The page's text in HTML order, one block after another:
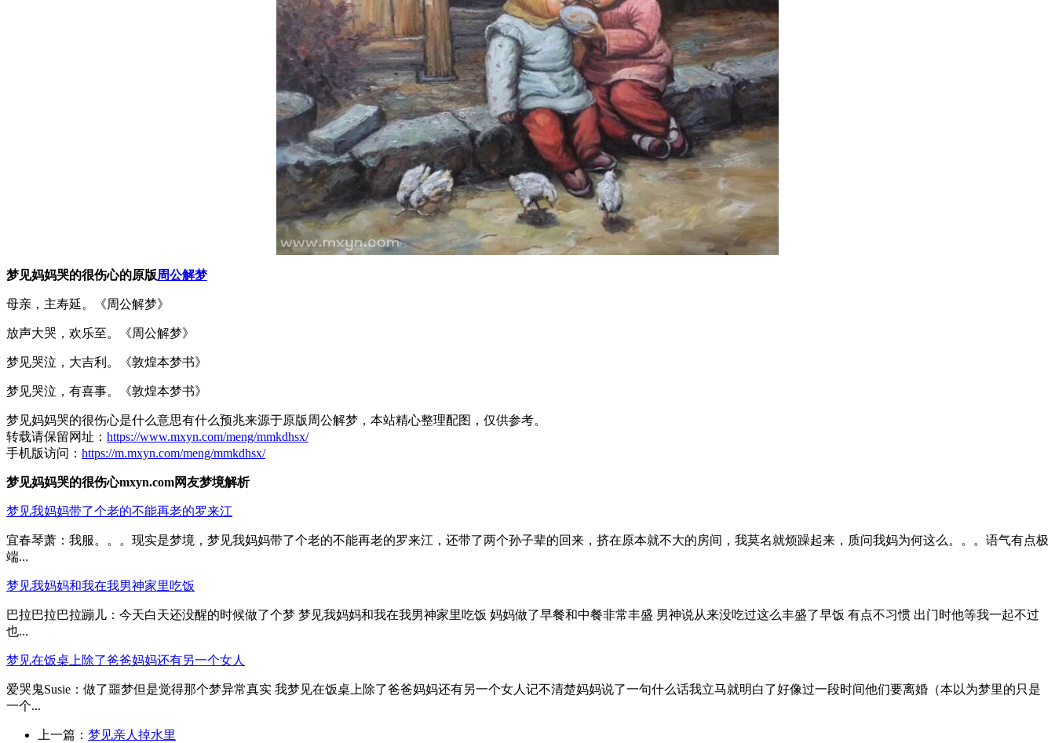
梦见妈妈哭的很伤心的原版周公解梦
母亲，主寿延。《周公解梦》
放声大哭，欢乐至。《周公解梦》
梦见哭泣，大吉利。《敦煌本梦书》
梦见哭泣，有喜事。《敦煌本梦书》
梦见妈妈哭的很伤心是什么意思有什么预兆来源于原版周公解梦，本站精心整理配图，仅供参考。
转载请保留网址： https://www.mxyn.com/meng/mmkdhsx/
手机版访问： https://m.mxyn.com/meng/mmkdhsx/
梦见妈妈哭的很伤心mxyn.com网友梦境解析
梦见我妈妈带了个老的不能再老的罗来江
宜春琴萧：我服。。。现实是梦境，梦见我妈妈带了个老的不能再老的罗来江，还带了两个孙子辈的回来，挤在原本就不大的房间，我莫名就烦躁起来，质问我妈为何这么。。。语气有点极
端...
梦见我妈妈和我在我男神家里吃饭
巴拉巴拉巴拉蹦儿：今天白天还没醒的时候做了个梦 梦见我妈妈和我在我男神家里吃饭 妈妈做了早餐和中餐非常丰盛 男神说从来没吃过这么丰盛了早饭 有点不习惯 出门时他等我一起不过
也...
梦见在饭桌上除了爸爸妈妈还有另一个女人
爱哭鬼Susie：做了噩梦但是觉得那个梦异常真实 我梦见在饭桌上除了爸爸妈妈还有另一个女人记不清楚妈妈说了一句什么话我立马就明白了好像过一段时间他们要离婚（本以为梦里的只是
一个...
上一篇： 梦见亲人掉水里